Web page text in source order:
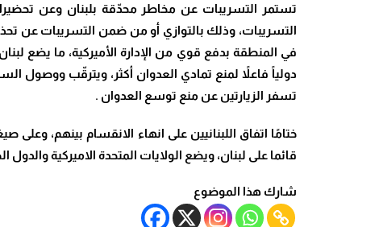
تستمر التسريبات عن مخاطر محدّقة بلبنان وعن
التسريبات، وذلك بالتوازي أو من ضمن التسريبات عن
في المنطقة بدفع قوي من الإدارة الأميركية، ما يضع
دولياً فاعلاً لمنع تمادي العدوان أكثر، ويترقّب ووصول
تسفر الزيارتين عن منع توسع العدوان .
ختامًا اتفاق اللبنانيين على انهاء الانقسام بينهم،
قائما على لبنان، ويضع الولايات المتحدة الاميركية
شارك هذا الموضوع